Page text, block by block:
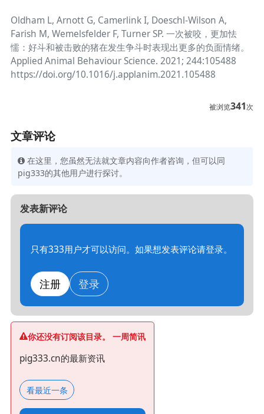
Oldham L, Arnott G, Camerlink I, Doeschl-Wilson A,
Farish M, Wemelsfelder F, Turner SP. 一次被咬，更加怯
懦：好斗和被击败的猪在发生争斗时表现出更多的负面情绪。
Applied Animal Behaviour Science. 2021; 244:105488
https://doi.org/10.1016/j.applanim.2021.105488
被浏览341次
文章评论
在这里，您虽然无法就文章内容向作者咨询，但可以同
pig333的其他用户进行探讨。
发表新评论
只有333用户才可以访问。如果想发表评论请登录。
注册 登录
你还没有订阅该目录。 一周简讯
pig333.cn的最新资讯
看最近一条